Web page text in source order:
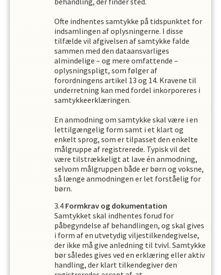
Ofte indhentes samtykke på tidspunktet for
indsamlingen af oplysningerne. I disse
tilfælde vil afgivelsen af samtykke falde
sammen med den dataansvarliges
almindelige – og mere omfattende –
oplysningspligt, som følger af
forordningens artikel 13 og 14. Kravene til
underretning kan med fordel inkorporeres i
samtykkeerklæringen.
En anmodning om samtykke skal være i en
lettilgængelig form samt i et klart og
enkelt sprog, som er tilpasset den enkelte
målgruppe af registrerede. Typisk vil det
være tilstrækkeligt at lave én anmodning,
selvom målgruppen både er børn og voksne,
så længe anmodningen er let forståelig for
børn.
Formkrav og dokumentation
Samtykket skal indhentes forud for
påbegyndelse af behandlingen, og skal gives
i form af en utvetydig viljestilkendegivelse,
der ikke må give anledning til tvivl. Samtykke
bør således gives ved en erklæring eller aktiv
handling, der klart tilkendegiver den